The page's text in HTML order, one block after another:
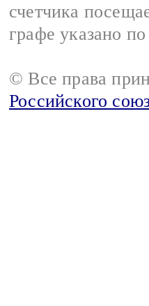
счетчика
графе указано
© Все права
Российского